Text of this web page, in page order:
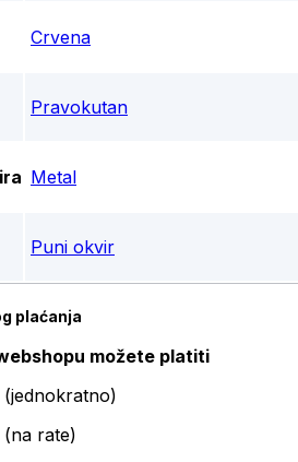
Crvena
Pravokutan
Metal
Puni okvir
plaćanja
možete platiti
(jednokratno)
(na rate)